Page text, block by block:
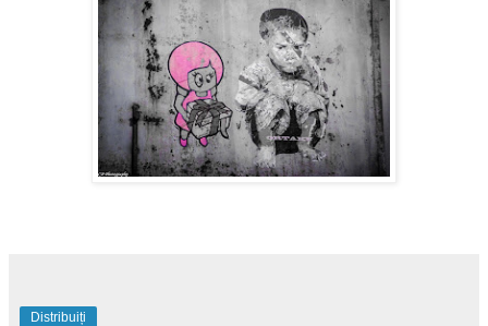
Distribuiți